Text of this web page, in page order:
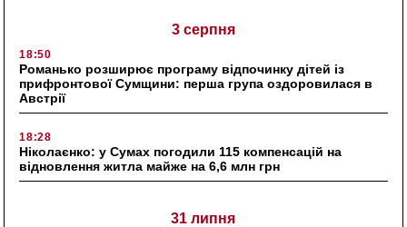
3 серпня
18:50
Романько розширює програму відпочинку дітей із
прифронтової Сумщини: перша група оздоровилася в
Австрії
18:28
Ніколаєнко: у Сумах погодили 115 компенсацій на
відновлення житла майже на 6,6 млн грн
31 липня